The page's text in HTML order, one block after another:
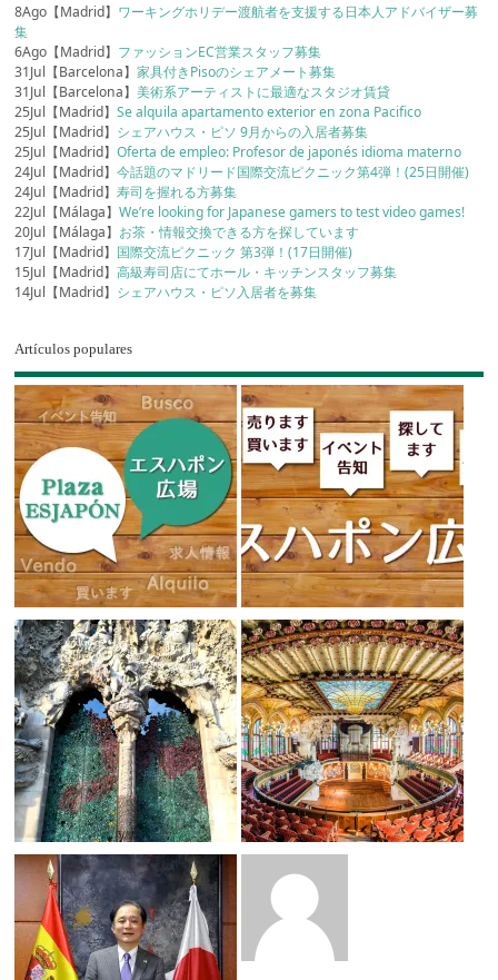
8Ago【Madrid】 ワーキングホリデー渡航者を支援する日本人アドバイザー募
集
6Ago【Madrid】 ファッションEC営業スタッフ募集
31Jul【Barcelona】家具付きPisoのシェアメート募集
31Jul【Barcelona】美術系アーティストに最適なスタジオ賃貸
25Jul【Madrid】Se alquila apartamento exterior en zona Pacifico
25Jul【Madrid】 シェアハウス・ピソ 9月からの入居者募集
25Jul【Madrid】Oferta de empleo: Profesor de japonés idioma materno
24Jul【Madrid】今話題のマドリード国際交流ピクニック第4弾！(25日開催)
24Jul【Madrid】寿司を握れる方募集
22Jul【Málaga】We’re looking for Japanese gamers to test video games!
20Jul【Málaga】 お茶・情報交換できる方を探しています
17Jul【Madrid】 国際交流ピクニック 第3弾！(17日開催)
15Jul【Madrid】高級寿司店にてホール・キッチンスタッフ募集
14Jul【Madrid】 シェアハウス・ピソ入居者を募集
Artículos populares